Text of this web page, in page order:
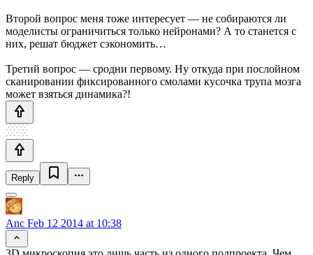
Второй вопрос меня тоже интересует — не собираются ли
моделисты ограничиться только нейронами? А то станется с
них, решат бюджет сэкономить…
Третий вопрос — сродни первому. Ну откуда при послойном
сканировании фиксированного смолами кусочка трупа мозга
может взяться динамика?!
Reply
Anc Feb 12 2014 at 10:38